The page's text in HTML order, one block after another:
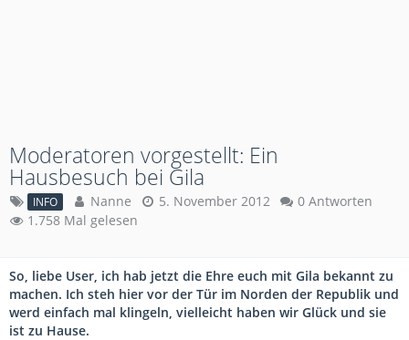
Moderatoren vorgestellt: Ein
Hausbesuch bei Gila
INFO Nanne 5. November 2012
0 Antworten
1.758 Mal gelesen
So, liebe User, ich hab jetzt die Ehre euch mit Gila bekannt zu
machen. Ich steh hier vor der Tür im Norden der Republik und
werd einfach mal klingeln, vielleicht haben wir Glück und sie
ist zu Hause.